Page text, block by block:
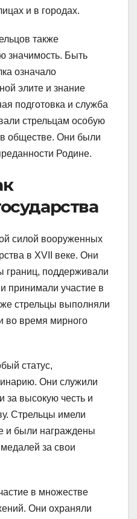
и в городах.
также
значимость. Быть
означало
элите и знание
подготовка и служба
стрельцам особую
в обществе. Они были
Родине.
силой вооруженных
в XVII веке. Они
границ, поддерживали
принимали участие в
стрельцы выполняли
во время мирного
статус,
Они служили
за высокую честь и
Стрельцы имели
и были награждены
за свои
в множестве
Они охраняли